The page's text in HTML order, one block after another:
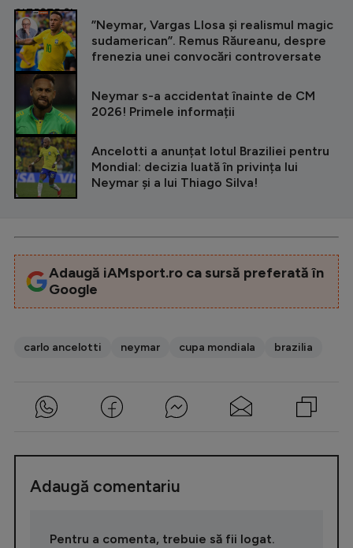
CITEȘTE ȘI
”Neymar, Vargas Llosa și realismul magic
sudamerican”. Remus Răureanu, despre
frenezia unei convocări controversate
Neymar s-a accidentat înainte de CM
2026! Primele informații
Ancelotti a anunțat lotul Braziliei pentru
Mondial: decizia luată în privința lui
Neymar și a lui Thiago Silva!
Adaugă iAMsport.ro ca sursă preferată în
Google
carlo ancelotti neymar cupa mondiala brazilia
Adaugă comentariu
Pentru a comenta, trebuie să fii logat.